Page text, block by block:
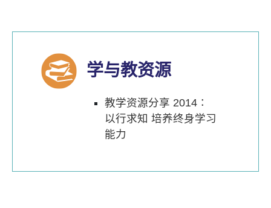
学与教资源
教学资源分享 2014∶
以行求知 培养终身学习
能力